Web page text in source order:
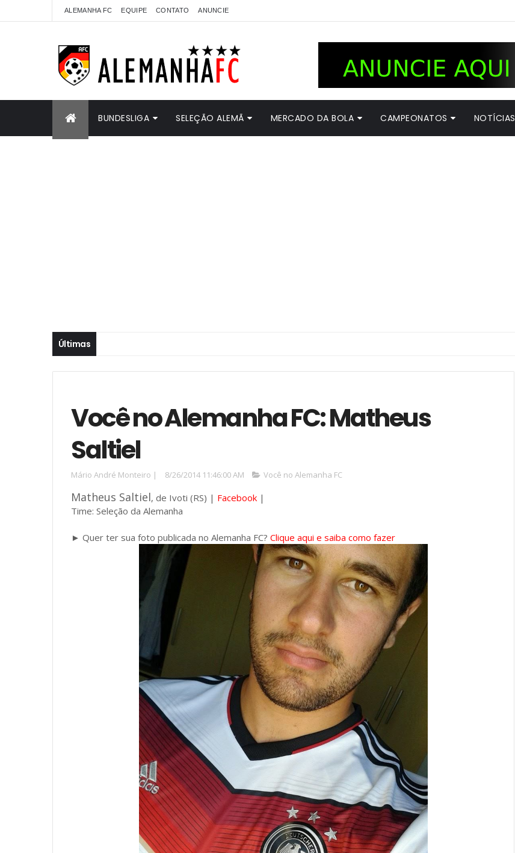
ALEMANHA FC EQUIPE CONTATO ANUNCIE
BUNDESLIGA SELEÇÃO ALEMÃ MERCADO DA BOLA CAMPEONATOS NOTÍCIAS
Últimas
Você no Alemanha FC: Matheus
Saltiel
Mário André Monteiro | 8/26/2014 11:46:00 AM Você no Alemanha FC
Matheus Saltiel, de Ivoti (RS) | Facebook |
Time: Seleção da Alemanha
► Quer ter sua foto publicada no Alemanha FC? Clique aqui e saiba como fazer